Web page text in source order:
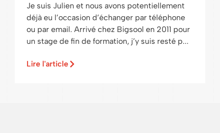
Je suis Julien et nous avons potentiellement
déjà eu l’occasion d’échanger par téléphone
ou par email. Arrivé chez Bigsool en 2011 pour
un stage de fin de formation, j’y suis resté p...
Lire l'article